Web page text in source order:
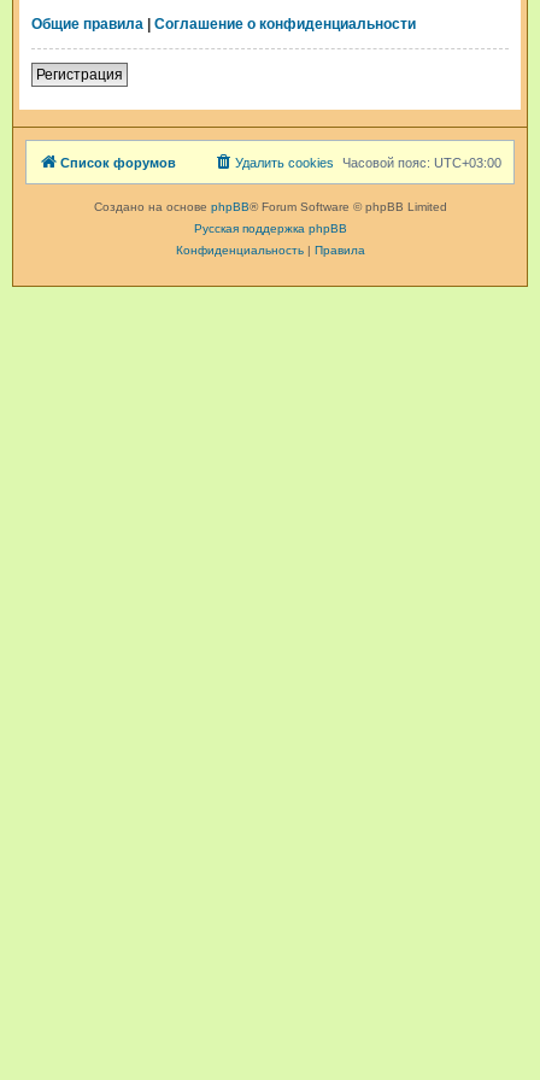
Общие правила | Соглашение о конфиденциальности
Регистрация
Список форумов Часовой пояс: UTC+03:00
Удалить cookies
Создано на основе phpBB® Forum Software © phpBB Limited
Русская поддержка phpBB
Конфиденциальность| Правила